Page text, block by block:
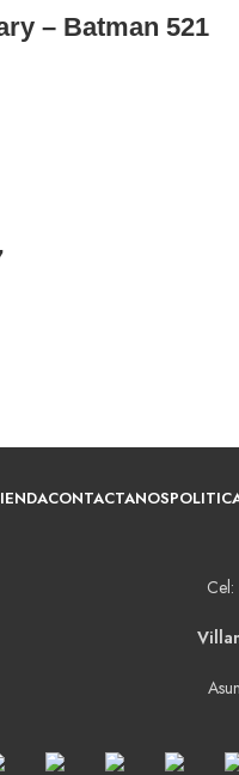
– Batman 521
CONTACTANOS